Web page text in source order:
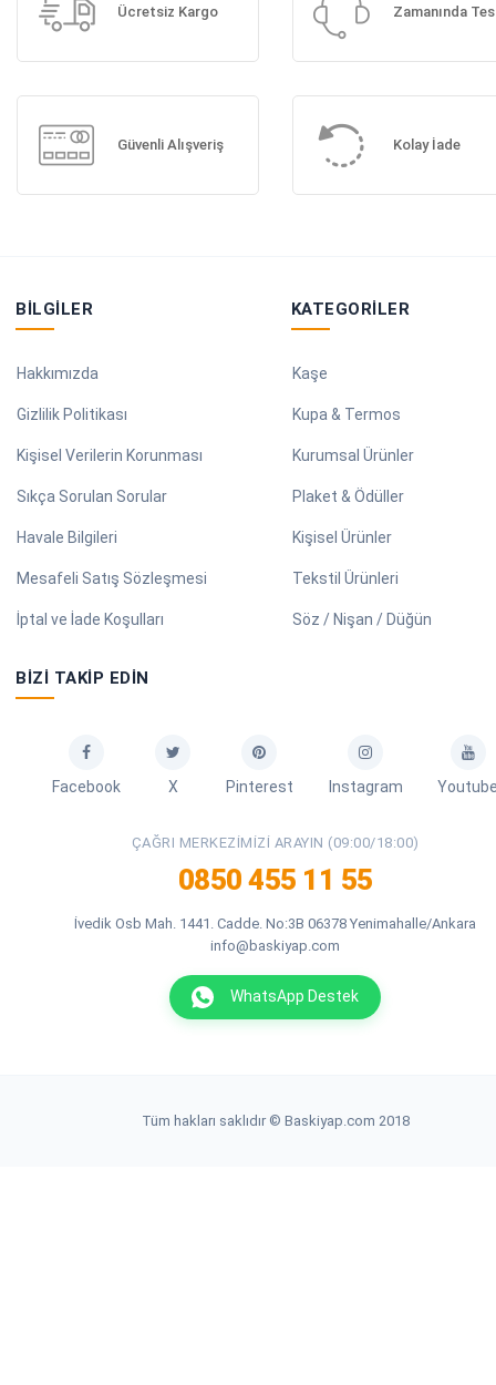
Ücretsiz Kargo Zamanında
Güvenli Alışveriş Kolay İade
BILGILER
Hakkımızda
Gizlilik Politikası
Kişisel Verilerin Korunması
Sıkça Sorulan Sorular
Havale Bilgileri
Mesafeli Satış Sözleşmesi
İptal ve İade Koşulları
KATEGORILER
Kaşe
Kupa & Termos
Kurumsal Ürünler
Plaket & Ödüller
Kişisel Ürünler
Tekstil Ürünleri
Söz / Nişan / Düğün
BIZI TAKIP EDIN
Facebook X Pinterest Instagram
ÇAĞRI MERKEZIMIZI ARAYIN (09:00/18:00)
0850 455 11 55
İvedik Osb Mah. 1441. Cadde. No:3B 06378 Yenimahalle/Ankara
info@baskiyap.com
WhatsApp Destek
Tüm hakları saklıdır © Baskiyap.com 2018